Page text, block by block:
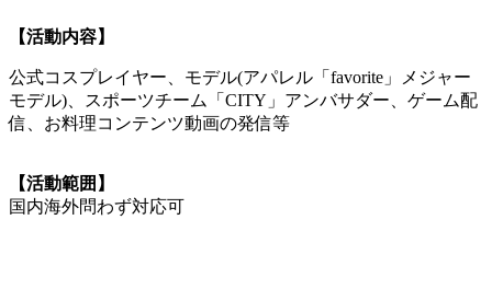
【活動内容】
公式コスプレイヤー、モデル(アパレル「favorite」メジャー
モデル)、スポーツチーム「CITY」アンバサダー、ゲーム配
信、お料理コンテンツ動画の発信等
【活動範囲】
国内海外問わず対応可